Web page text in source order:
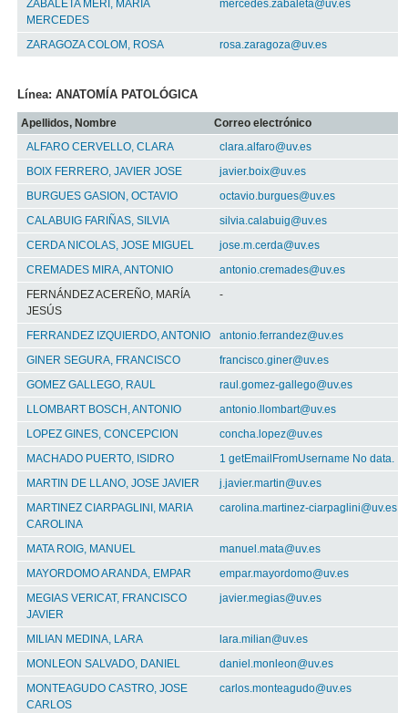
ZABALETA MERI, MARIA
MERCEDES
mercedes.zabaleta@uv.es
ZARAGOZA COLOM, ROSA rosa.zaragoza@uv.es
Línea: ANATOMÍA PATOLÓGICA
Apellidos, Nombre
Correo electrónico
ALFARO CERVELLO, CLARA
clara.alfaro@uv.es
BOIX FERRERO, JAVIER JOSE
javier.boix@uv.es
BURGUES GASION, OCTAVIO
octavio.burgues@uv.es
CALABUIG FARIÑAS, SILVIA
silvia.calabuig@uv.es
CERDA NICOLAS, JOSE MIGUEL
jose.m.cerda@uv.es
CREMADES MIRA, ANTONIO
antonio.cremades@uv.es
FERNÁNDEZ ACEREÑO, MARÍA
JESÚS
-
FERRANDEZ IZQUIERDO, ANTONIO
antonio.ferrandez@uv.es
GINER SEGURA, FRANCISCO
francisco.giner@uv.es
GOMEZ GALLEGO, RAUL
raul.gomez-gallego@uv.es
LLOMBART BOSCH, ANTONIO
antonio.llombart@uv.es
LOPEZ GINES, CONCEPCION
concha.lopez@uv.es
MACHADO PUERTO, ISIDRO
1 getEmailFromUsername No data.
MARTIN DE LLANO, JOSE JAVIER
j.javier.martin@uv.es
MARTINEZ CIARPAGLINI, MARIA
CAROLINA
carolina.martinez-ciarpaglini@uv.es
MATA ROIG, MANUEL
manuel.mata@uv.es
MAYORDOMO ARANDA, EMPAR
empar.mayordomo@uv.es
MEGIAS VERICAT, FRANCISCO
JAVIER
javier.megias@uv.es
MILIAN MEDINA, LARA
lara.milian@uv.es
MONLEON SALVADO, DANIEL
daniel.monleon@uv.es
MONTEAGUDO CASTRO, JOSE
CARLOS
carlos.monteagudo@uv.es